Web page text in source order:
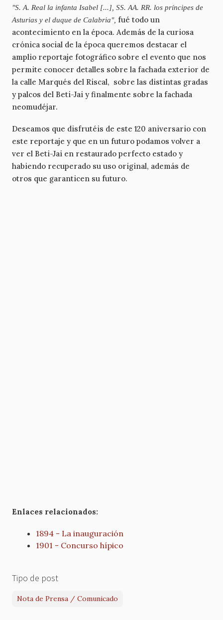
"S. A. Real la infanta Isabel [...], SS. AA. RR. los príncipes de
Asturias y el duque de Calabria", fué todo un
acontecimiento en la época. Además de la curiosa
crónica social de la época queremos destacar el
amplio reportaje fotográfico sobre el evento que nos
permite conocer detalles sobre la fachada exterior de
la calle Marqués del Riscal, sobre las distintas gradas
y palcos del Beti-Jai y finalmente sobre la fachada
neomudéjar.
Deseamos que disfrutéis de este 120 aniversario con
este reportaje y que en un futuro podamos volver a
ver el Beti-Jai en restaurado perfecto estado y
habiendo recuperado su uso original, además de
otros que garanticen su futuro.
Enlaces relacionados:
1894 - La inauguración
1901 - Concurso hípico
Tipo de post
Nota de Prensa / Comunicado